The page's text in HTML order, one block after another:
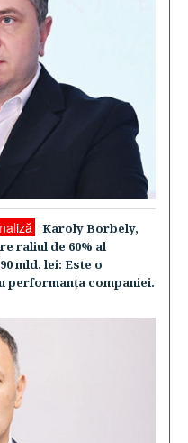
Karoly Borbely,
raliul de 60% al
mld. lei: Este o
performanţa companiei.